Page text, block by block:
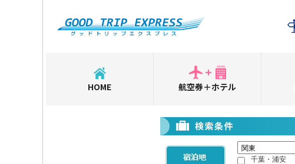
HOME 航空券＋ホテル
千葉・浦安